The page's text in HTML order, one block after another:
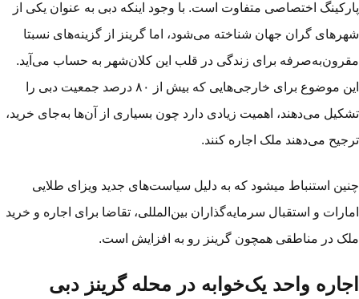
اختصاصی متفاوت است. با وجود اینکه دبی به عنوان یکی از
گران جهان شناخته می‌شود، اما گرینز از گزینه‌های نسبتا
برای زندگی در قلب این کلان‌شهر به حساب می‌آید.
این موضوع برای خارجی‌هایی که بیش از ۸۰ درصد جمعیت دبی را
می‌دهند، اهمیت زیادی دارد چون بسیاری از آن‌ها به‌جای خرید،
می‌دهند ملک اجاره کنند.
استنباط می­شود که به دلیل سیاست‌های جدید ویزای طلایی
و استقبال سرمایه‌گذاران بین‌المللی، تقاضا برای اجاره و خرید
در مناطقی همچون گرینز رو به افزایش است.
واحد یک‌خوابه در محله گرینز دبی